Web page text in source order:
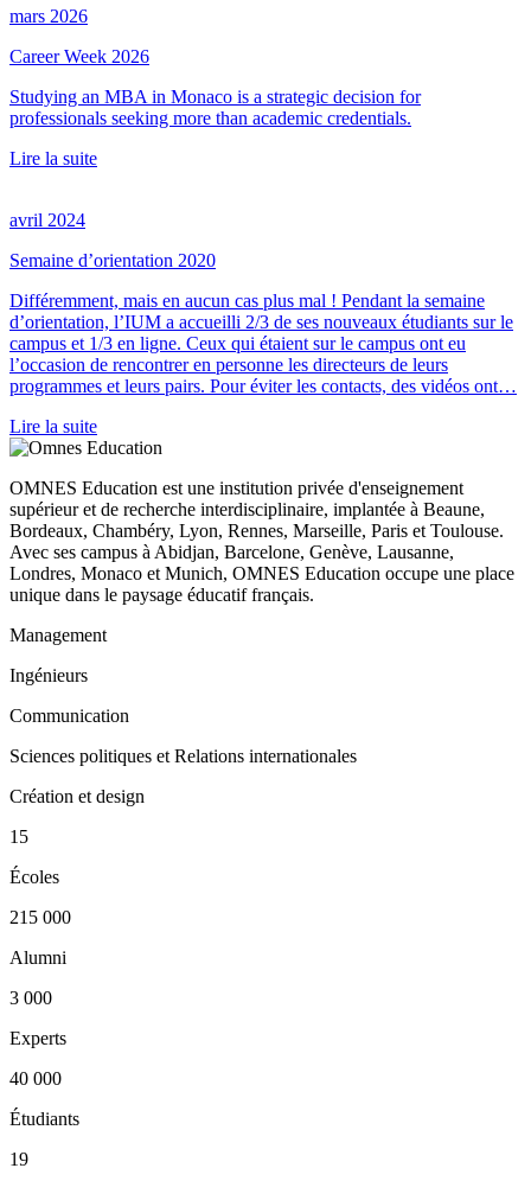
mars 2026
Career Week 2026
Studying an MBA in Monaco is a strategic decision for
professionals seeking more than academic credentials.
Lire la suite
avril 2024
Semaine d’orientation 2020
Différemment, mais en aucun cas plus mal ! Pendant la semaine
d’orientation, l’IUM a accueilli 2/3 de ses nouveaux étudiants sur le
campus et 1/3 en ligne. Ceux qui étaient sur le campus ont eu
l’occasion de rencontrer en personne les directeurs de leurs
programmes et leurs pairs. Pour éviter les contacts, des vidéos ont…
Lire la suite
OMNES Education est une institution privée d'enseignement
supérieur et de recherche interdisciplinaire, implantée à Beaune,
Bordeaux, Chambéry, Lyon, Rennes, Marseille, Paris et Toulouse.
Avec ses campus à Abidjan, Barcelone, Genève, Lausanne,
Londres, Monaco et Munich, OMNES Education occupe une place
unique dans le paysage éducatif français.
Management
Ingénieurs
Communication
Sciences politiques et Relations internationales
Création et design
15
Écoles
215 000
Alumni
3 000
Experts
40 000
Étudiants
19